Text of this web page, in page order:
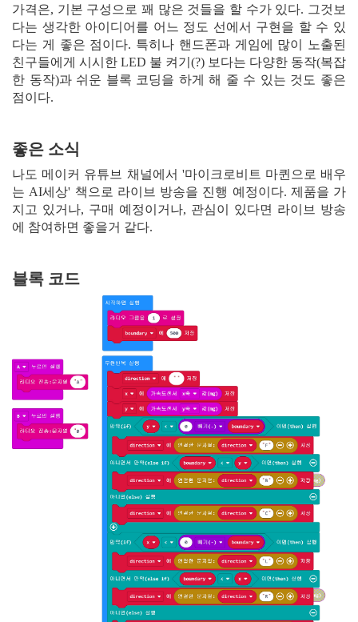
가격은, 기본 구성으로 꽤 많은 것들을 할 수가 있다. 그것보
다는 생각한 아이디어를 어느 정도 선에서 구현을 할 수 있
다는 게 좋은 점이다. 특히나 핸드폰과 게임에 많이 노출된
친구들에게 시시한 LED 불 켜기(?) 보다는 다양한 동작(복잡
한 동작)과 쉬운 블록 코딩을 하게 해 줄 수 있는 것도 좋은
점이다.
좋은 소식
나도 메이커 유튜브 채널에서 '마이크로비트 마퀸으로 배우
는 AI세상' 책으로 라이브 방송을 진행 예정이다. 제품을 가
지고 있거나, 구매 예정이거나, 관심이 있다면 라이브 방송
에 참여하면 좋을거 같다.
블록 코드